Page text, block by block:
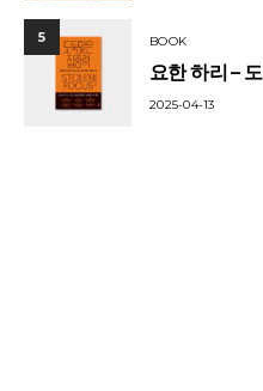
5 BOOK
요한 하리 –
2025-04-13